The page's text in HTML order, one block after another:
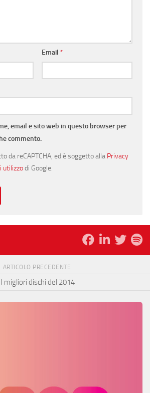
Email *
email e sito web in questo browser per
commento.
da reCAPTCHA, ed è soggetto alla Privacy
utilizzodi Google.
ARTICOLO PRECEDENTE
I migliori dischi del 2014